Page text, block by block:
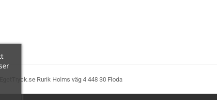
Rurik Holms väg 4 448 30 Floda